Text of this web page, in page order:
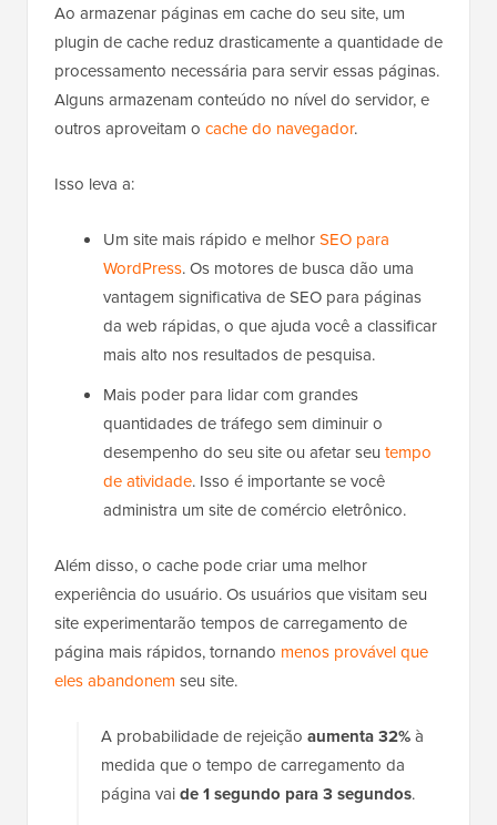
Ao armazenar páginas em cache do seu site, um
plugin de cache reduz drasticamente a quantidade de
processamento necessária para servir essas páginas.
Alguns armazenam conteúdo no nível do servidor, e
outros aproveitam o cache do navegador.
Isso leva a:
Um site mais rápido e melhorSEO para
WordPress. Os motores de busca dão uma
vantagem significativa de SEO para páginas
da web rápidas, o que ajuda você a classificar
mais alto nos resultados de pesquisa.
Mais poder para lidar com grandes
quantidades de tráfego sem diminuir o
desempenho do seu site ou afetar seu tempo
de atividade. Isso é importante se você
administra um site de comércio eletrônico.
Além disso, o cache pode criar uma melhor
experiência do usuário. Os usuários que visitam seu
site experimentarão tempos de carregamento de
página mais rápidos, tornando menos provável que
eles abandonem seu site.
A probabilidade de rejeição aumenta 32%à
medida que o tempo de carregamento da
página vaide 1 segundo para 3 segundos.